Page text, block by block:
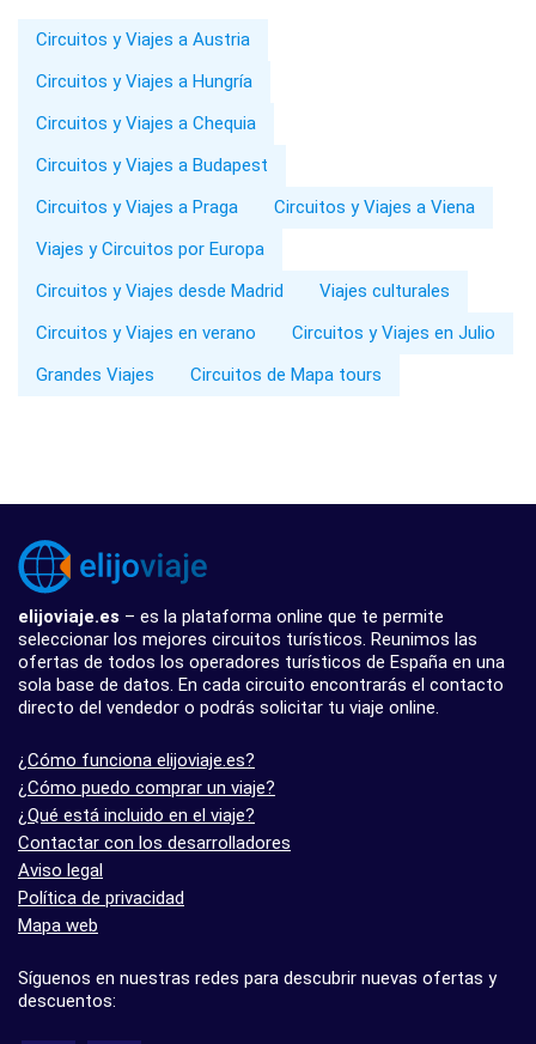
Circuitos y Viajes a Austria
Circuitos y Viajes a Hungría
Circuitos y Viajes a Chequia
Circuitos y Viajes a Budapest
Circuitos y Viajes a Praga
Circuitos y Viajes a Viena
Viajes y Circuitos por Europa
Circuitos y Viajes desde Madrid
Viajes culturales
Circuitos y Viajes en verano
Circuitos y Viajes en Julio
Grandes Viajes
Circuitos de Mapa tours
elijoviaje.es – es la plataforma online que te permite
seleccionar los mejores circuitos turísticos. Reunimos las
ofertas de todos los operadores turísticos de España en una
sola base de datos. En cada circuito encontrarás el contacto
directo del vendedor o podrás solicitar tu viaje online.
¿Cómo funciona elijoviaje.es?
¿Cómo puedo comprar un viaje?
¿Qué está incluido en el viaje?
Contactar con los desarrolladores
Aviso legal
Política de privacidad
Mapa web
Síguenos en nuestras redes para descubrir nuevas ofertas y
descuentos: